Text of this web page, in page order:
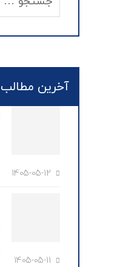
آخرین مطالب
1405-05-12
1405-05-11